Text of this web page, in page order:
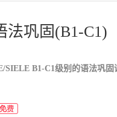
法巩固(B1-C1)
SIELE B1-C1级别的语法巩固